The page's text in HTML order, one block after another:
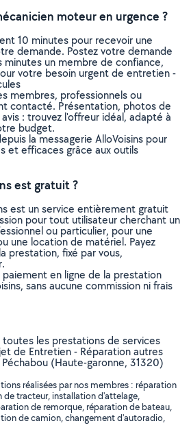
moteur en urgence ?
10 minutes pour recevoir une
demande. Postez votre demande
un membre de confiance,
votre besoin urgent de entretien -
membres, professionnels ou
contacté. Présentation, photos de
: trouvez l'offreur idéal, adapté à
budget.
la messagerie AlloVoisins pour
et efficaces grâce aux outils
est gratuit ?
est un service entièrement gratuit
pour tout utilisateur cherchant un
ou particulier, pour une
une location de matériel. Payez
prestation, fixé par vous,
paiement en ligne de la prestation
sans aucune commission ni frais
toutes les prestations de services
de Entretien - Réparation autres
(Haute-garonne, 31320)
réalisées par nos membres : réparation
de tracteur, installation d'attelage,
de remorque, réparation de bateau,
de camion, changement d'autoradio,